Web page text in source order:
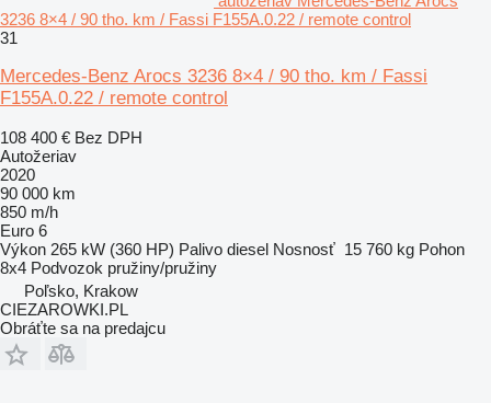
3236 8×4 / 90 tho. km / Fassi F155A.0.22 / remote control
31
Mercedes-Benz Arocs 3236 8×4 / 90 tho. km / Fassi
F155A.0.22 / remote control
108 400 € Bez DPH
Autožeriav
2020
90 000 km
850 m/h
Euro 6
Výkon 265 kW (360 HP) Palivo diesel Nosnosť 15 760 kg Pohon
8x4 Podvozok pružiny/pružiny
Poľsko, Krakow
CIEZAROWKI.PL
Obráťte sa na predajcu